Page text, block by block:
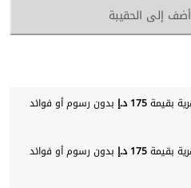
أضف إلى الحقيبة
175 د.إ
بدون رسوم أو فوائد
175 د.إ
بدون رسوم أو فوائد